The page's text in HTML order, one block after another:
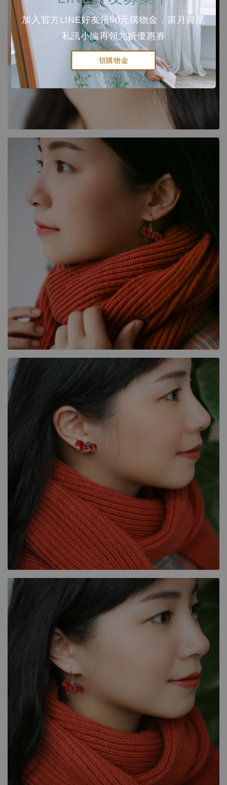
加入官方LINE好友領50元購物金，當月壽星
私訊小編再領九折優惠券
領購物金